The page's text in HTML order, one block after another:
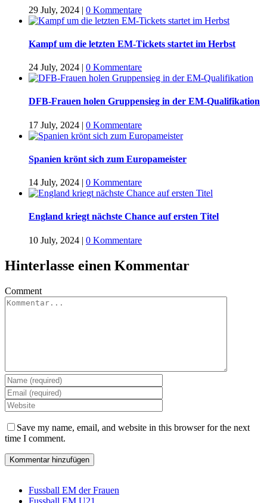
29 July, 2024 | 0 Kommentare
Kampf um die letzten EM-Tickets startet im Herbst
24 July, 2024 | 0 Kommentare
DFB-Frauen holen Gruppensieg in der EM-Qualifikation
17 July, 2024 | 0 Kommentare
Spanien krönt sich zum Europameister
14 July, 2024 | 0 Kommentare
England kriegt nächste Chance auf ersten Titel
10 July, 2024 | 0 Kommentare
Hinterlasse einen Kommentar
Comment
Save my name, email, and website in this browser for the next
time I comment.
Fussball EM der Frauen
Fussball EM U21